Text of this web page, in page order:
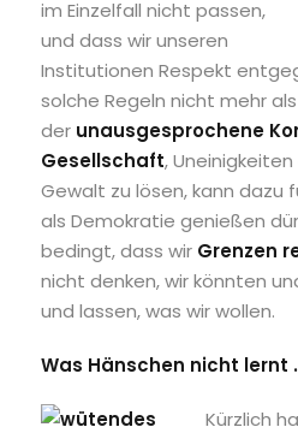
im Einzelfall nicht passen,
und dass wir unseren
Institutionen Respekt
solche Regeln nicht mehr
der unausgesprochene
Gesellschaft,
Gewalt zu lösen, kann dazu
als Demokratie genießen
bedingt, dass wir Grenzen
nicht denken, wir könnten
und lassen, was wir wollen.
Was Hänschen nicht lernt
Kürzlich